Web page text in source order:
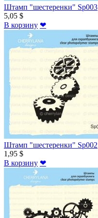
Штамп "шестеренки" Sp003
5,05 $
В корзину ❤
Штамп "шестеренки" Sp002
1,95 $
В корзину ❤